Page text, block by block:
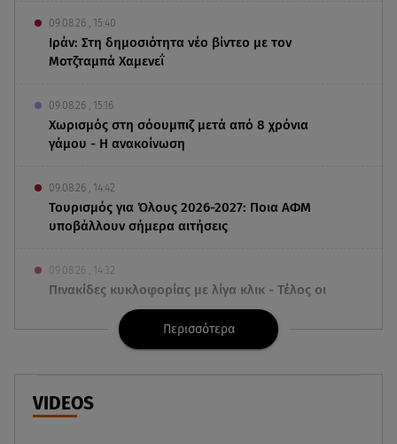
09.08.26 , 15:40
Ιράν: Στη δημοσιότητα νέο βίντεο με τον
Μοτζταμπά Χαμενεΐ
09.08.26 , 15:16
Χωρισμός στη σόουμπιζ μετά από 8 χρόνια
γάμου - Η ανακοίνωση
09.08.26 , 14:42
Τουρισμός για Όλους 2026-2027: Ποια ΑΦΜ
υποβάλλουν σήμερα αιτήσεις
09.08.26 , 14:32
Πινακίδες κυκλοφορίας με λίγα κλικ - Τέλος οι
καθυστερήσεις
Γνωστός δημοσιογράφος αποκάλυψε ότι
Περισσότερα
VIDEOS